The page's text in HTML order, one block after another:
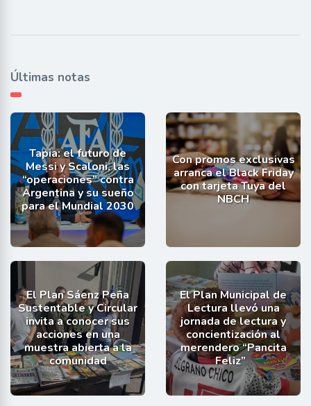
Últimas notas
Tapia: el futuro de
Messi y Scaloni, las
“operaciones” contra
Argentina y su sueño
para el Mundial 2030
Con promos exclusivas
arranca el Black Friday
con tarjeta Tuya del
NBCH
El Plan Sáenz Peña
Sustentable y Circular
invita a conocer sus
acciones en una
muestra abierta a la
comunidad
El Plan Municipal de
Lectura llevó una
jornada de lectura y
concientización al
merendero “Pancita
Feliz”